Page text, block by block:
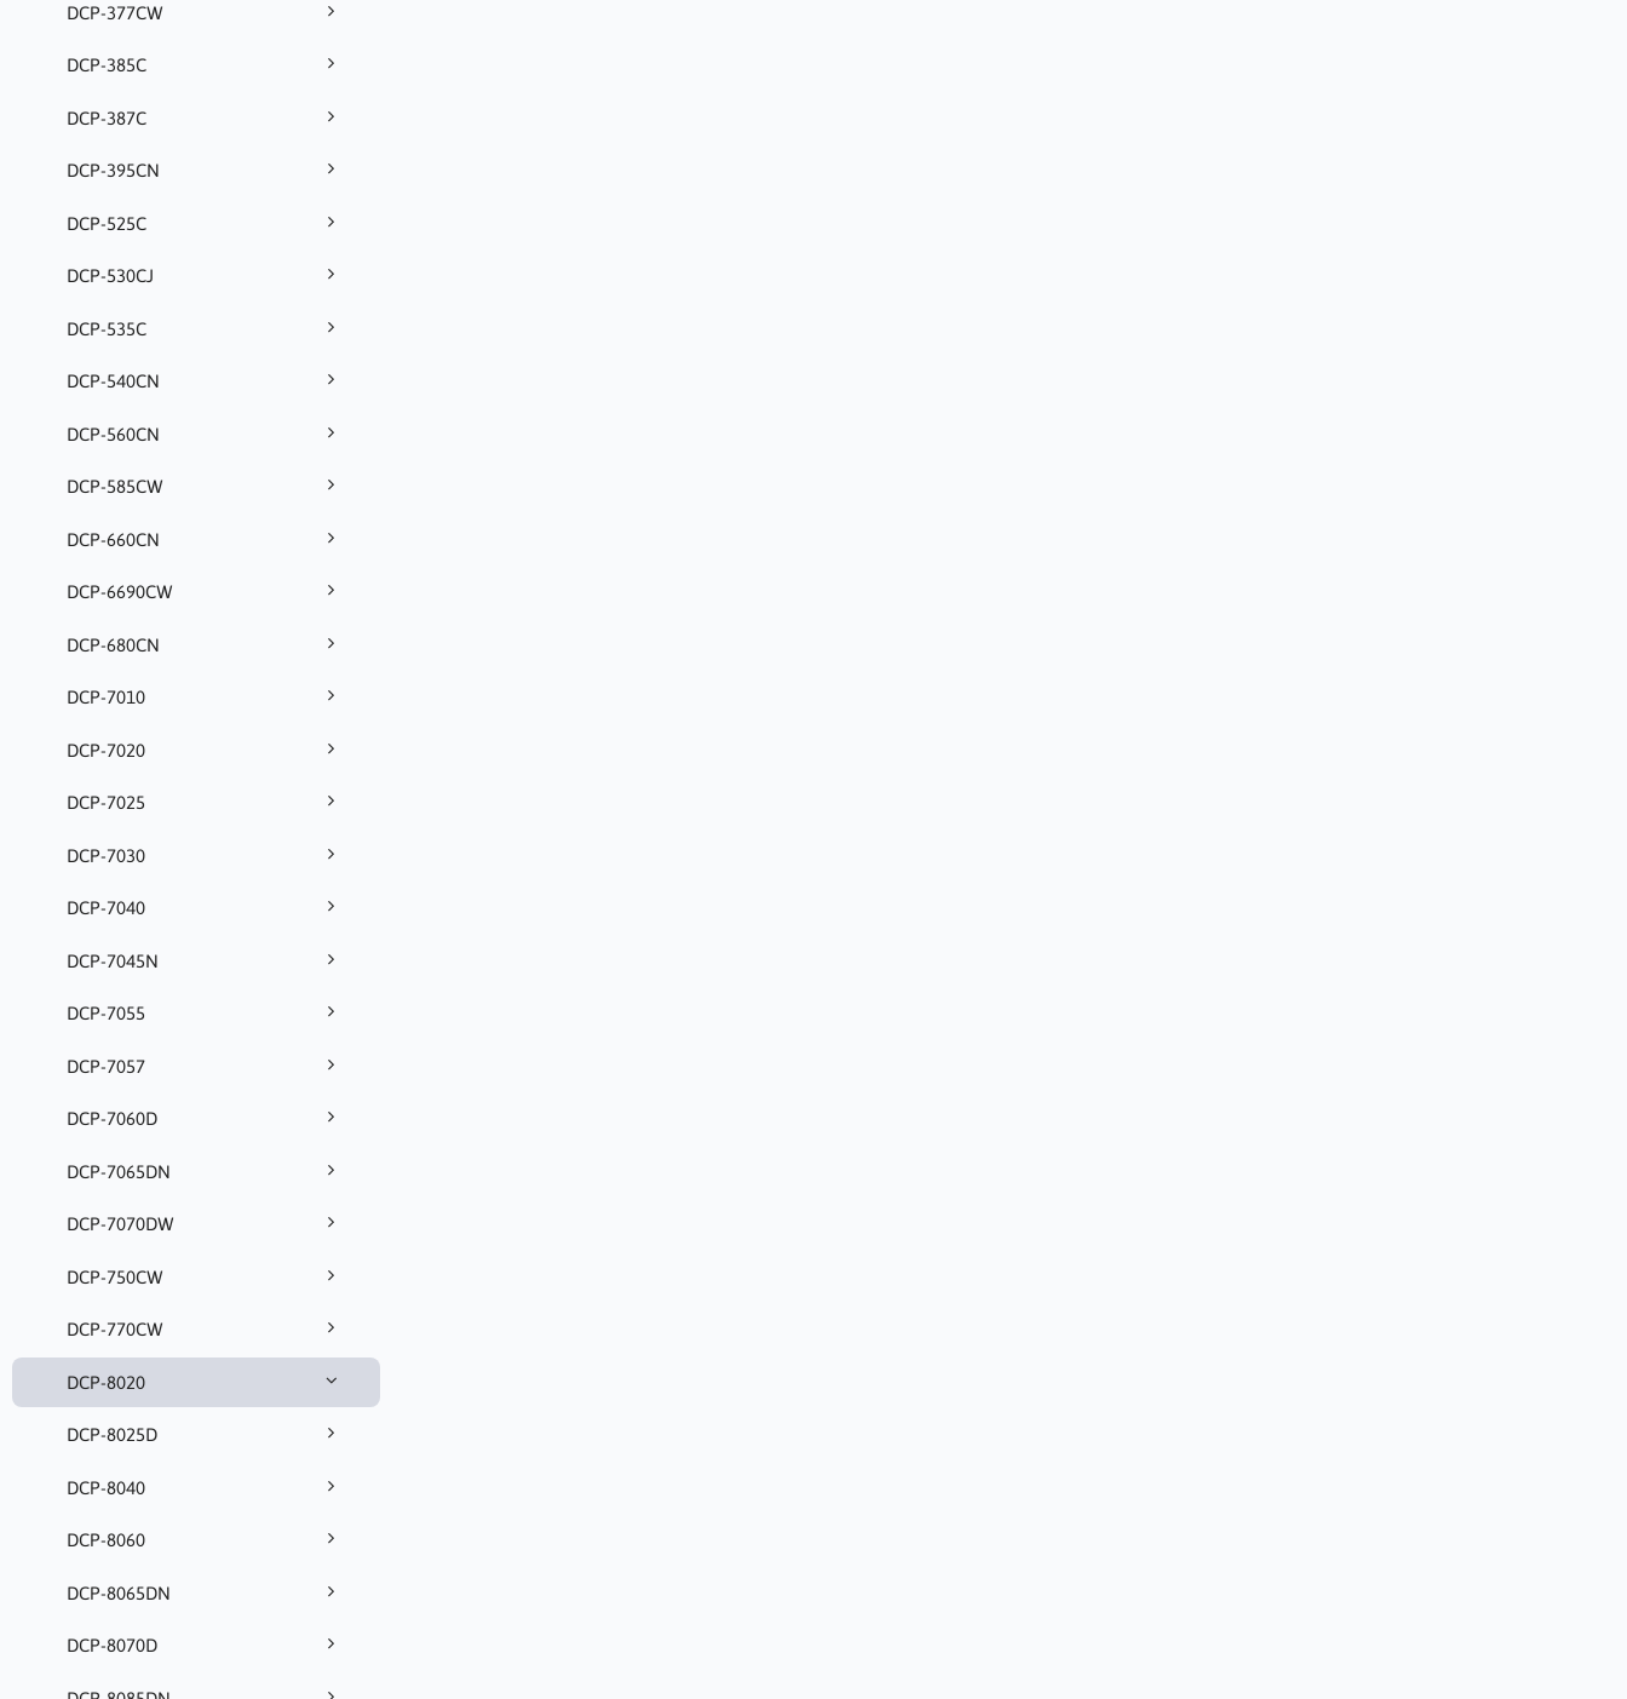
DCP-377CW
DCP-385C
DCP-387C
DCP-395CN
DCP-525C
DCP-530CJ
DCP-535C
DCP-540CN
DCP-560CN
DCP-585CW
DCP-660CN
DCP-6690CW
DCP-680CN
DCP-7010
DCP-7020
DCP-7025
DCP-7030
DCP-7040
DCP-7045N
DCP-7055
DCP-7057
DCP-7060D
DCP-7065DN
DCP-7070DW
DCP-750CW
DCP-770CW
DCP-8020
DCP-8025D
DCP-8040
DCP-8060
DCP-8065DN
DCP-8070D